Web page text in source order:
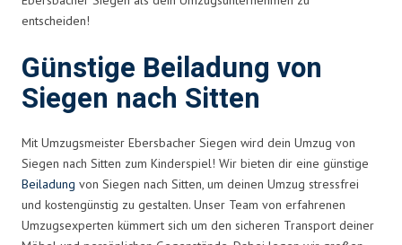
entscheiden!
Günstige Beiladung von
Siegen nach Sitten
Mit Umzugsmeister Ebersbacher Siegen wird dein Umzug von
Siegen nach Sitten zum Kinderspiel! Wir bieten dir eine günstige
Beiladung von Siegen nach Sitten, um deinen Umzug stressfrei
und kostengünstig zu gestalten. Unser Team von erfahrenen
Umzugsexperten kümmert sich um den sicheren Transport deiner